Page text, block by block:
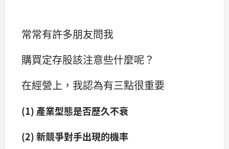
常常有許多朋友問我
購買定存股該注意些什麼呢？
在經營上，我認為有三點很重要
(1) 產業型態是否歷久不衰
(2)新競爭對手出現的機率